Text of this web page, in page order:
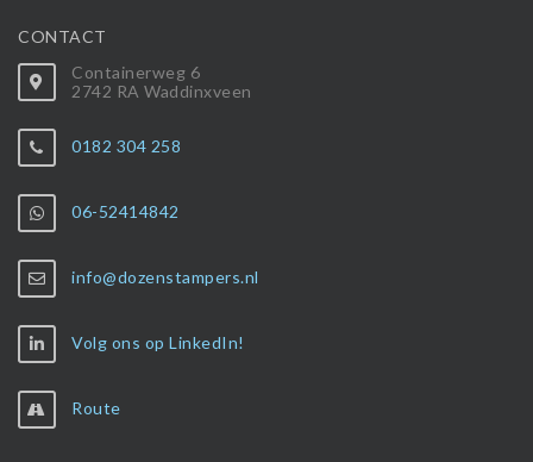
CONTACT
Containerweg 6
2742 RA Waddinxveen
0182 304 258
06-52414842
info@dozenstampers.nl
Volg ons op LinkedIn!
Route